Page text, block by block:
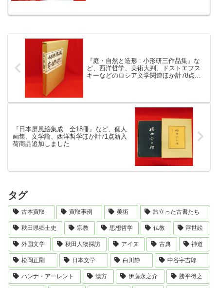
『庭・自然と造形 : 小形研三作品集』な
ど、西洋哲学、美術大判、ドストエフス
キーなどのロシア文学関連ほか計78点新
『日本屏風絵集成 全18冊』など、個人
画集、文学論、西洋哲学ほか計71点新入
荷商品追加しました
タグ
古本買取 買取事例 美術 旅立った古書たち
秋田県郷土史 宗教 思想哲学 仏教 浮世絵
外国文学 秋田人物探訪 アイヌ 古典 神道
松岡正剛 日本文学 白川静 中谷宇吉郎
ハンナ・アーレント 漢方 伊藤永之介 勝平得之